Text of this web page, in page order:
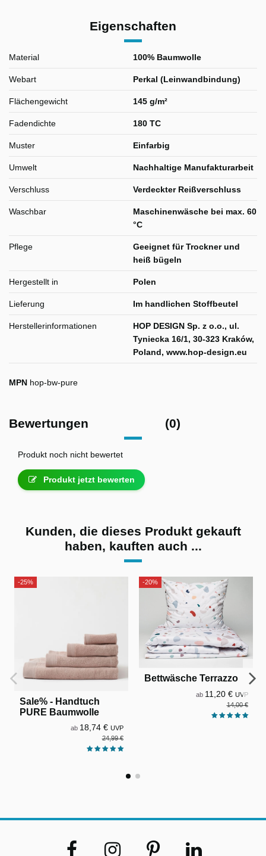
Eigenschaften
Material 100% Baumwolle
Webart Perkal (Leinwandbindung)
Flächengewicht 145 g/m²
Fadendichte 180 TC
Muster Einfarbig
Umwelt Nachhaltige Manufakturarbeit
Verschluss Verdeckter Reißverschluss
Waschbar
Maschinenwäsche bei max. 60
°C
Pflege
Geeignet für Trockner und
heiß bügeln
Hergestellt in Polen
Lieferung Im handlichen Stoffbeutel
Herstellerinformationen
HOP DESIGN Sp. z o.o., ul.
Tyniecka 16/1, 30-323 Kraków,
Poland, www.hop-design.eu
MPN hop-bw-pure
Bewertungen (0)
Produkt noch nicht bewertet
Produkt jetzt bewerten
Kunden, die dieses Produkt gekauft
haben, kauften auch ...
-25%
Sale% - Handtuch
PURE Baumwolle
ab 18,74 € UVP
24,99 €
-20%
Bettwäsche Terrazzo
ab 11,20 € UVP
14,00 €